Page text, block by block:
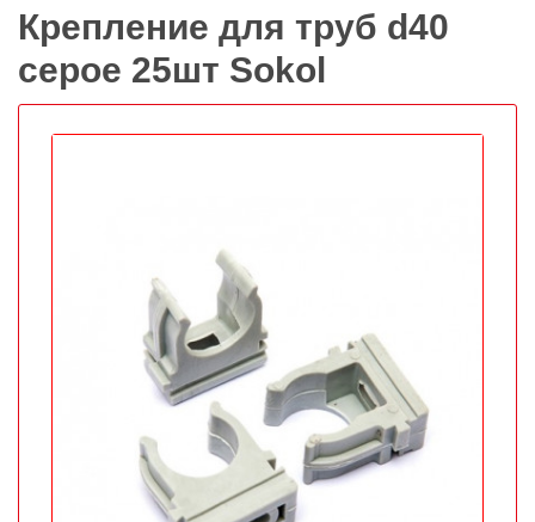
Крепление для труб d40
серое 25шт Sokol